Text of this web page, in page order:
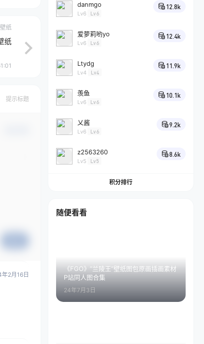
纸
纸
提示标题
年2月16日
danmgo
Lv6 Lv6
12.8k
爱萝莉哟yo
Lv6 Lv6
12.4k
Ltydg
Lv4 Lv4
11.9k
羡鱼
Lv6 Lv6
10.1k
乂酱
Lv6 Lv6
9.2k
z2563260
Lv5 Lv5
8.6k
积分排行
随便看看
《FGO》”兰陵王”壁纸图包原画插画素材
P站同人图合集
24年7月3日